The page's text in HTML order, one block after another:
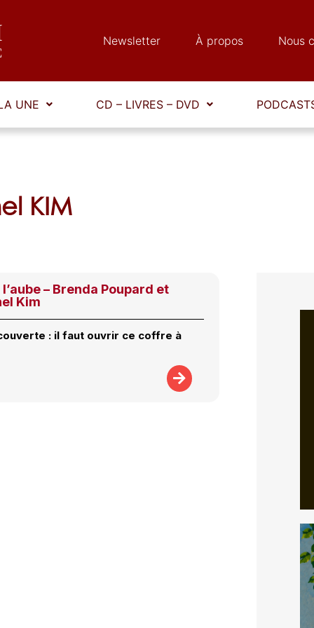
Newsletter À propos Nous
UNE CD – LIVRES – DVD
KIM
– Brenda Poupard et
Kim
: il faut ouvrir ce coffre à